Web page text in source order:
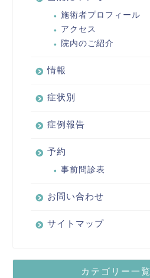
施術者プロフィール
アクセス
院内のご紹介
情報
症状別
症例報告
予約
事前問診表
お問い合わせ
サイトマップ
カテゴリー一覧